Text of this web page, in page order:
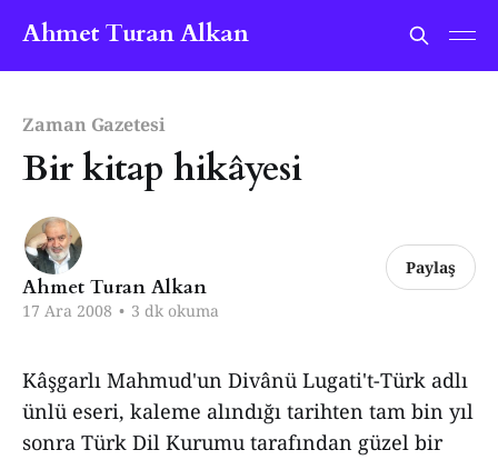
Ahmet Turan Alkan
Zaman Gazetesi
Bir kitap hikâyesi
Ahmet Turan Alkan
17 Ara 2008 • 3 dk okuma
Paylaş
Kâşgarlı Mahmud'un Divânü Lugati't-Türk adlı
ünlü eseri, kaleme alındığı tarihten tam bin yıl
sonra Türk Dil Kurumu tarafından güzel bir